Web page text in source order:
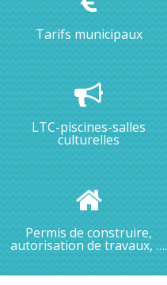
Tarifs municipaux
LTC-piscines-salles
culturelles
Permis de construire,
autorisation de travaux, ….